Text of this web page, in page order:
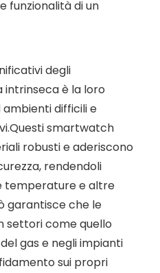
funzionalità di un
degli
è la loro
difficili e
smartwatch
robusti e aderiscono
rendendoli
temperature e altre
garantisce che le
settori come quello
gas e negli impianti
sui propri